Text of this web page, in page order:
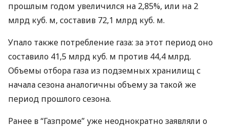
прошлым годом увеличился на 2,85%, или на 2
млрд куб. м, составив 72,1 млрд куб. м.
Упало также потребление газа: за этот период оно
составило 41,5 млрд куб. м против 44,4 млрд.
Объемы отбора газа из подземных хранилищ с
начала сезона аналогичны объему за такой же
период прошлого сезона.
Ранее в “Газпроме” уже неоднократно заявляли о